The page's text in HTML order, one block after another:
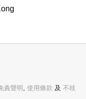
責聲明 , 使用條款 及 不歧